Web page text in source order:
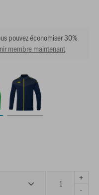
pouvez économiser 30%
membre maintenant
+
-